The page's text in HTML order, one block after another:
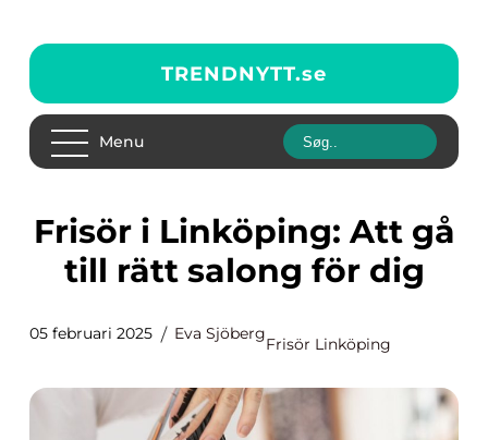
TRENDNYTT.se
Menu
Frisör i Linköping: Att gå
till rätt salong för dig
05 februari 2025 Eva Sjöberg
Frisör Linköping